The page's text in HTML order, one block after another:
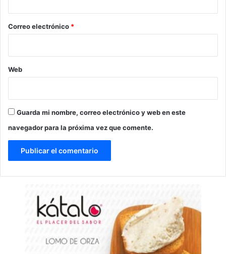
*
Correo electrónico *
Web
Guarda mi nombre, correo electrónico y web en este
navegador para la próxima vez que comente.